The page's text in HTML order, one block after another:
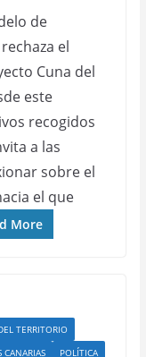
de
el
Cuna del
este
recogidos
a las
sobre el
el que
More
TERRITORIO
CANARIAS POLÍTICA